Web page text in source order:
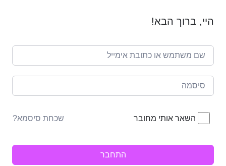
היי, ברוך הבא!
השאר אותי מחובר שכחת סיסמא?
התחבר